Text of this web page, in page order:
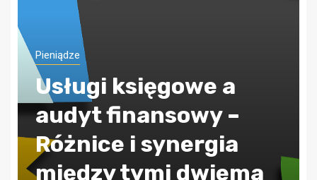
księgowe a
finansowy –
i synergia
tymi dwiema
Pieniądze
ZUS jak
obliczać